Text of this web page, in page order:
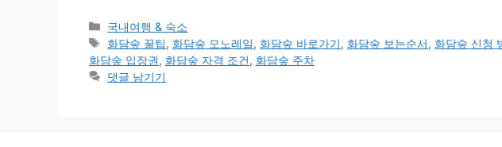
카
테
고
리
국내여행 & 숙소
태
그
화담숲 꿀팁, 화담숲 모노레일, 화담숲 바로가기, 화담숲 보는순서, 화담숲 신청
화담숲 입장권, 화담숲 자격 조건, 화담숲 주차
댓글 남기기